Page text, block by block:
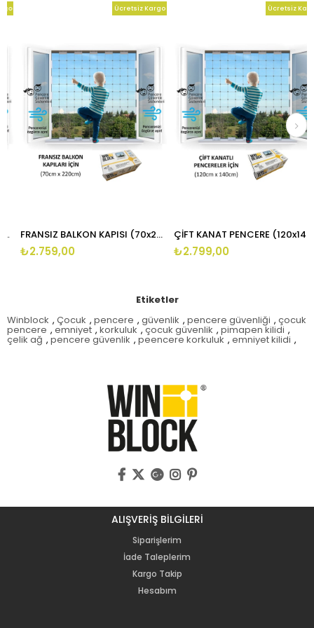
FRANSIZ BALKON KAPISI (70x220cm) - Winblock Çocuklar için Pencere ve Balkon Çelik Güvenlik Filesi
₺2.759,00
Ücretsiz Kargo
ÇİFT KANAT PENCERE (120x140cm) - Winblock Çocuklar için Pencere ve Balkon Çelik Güvenlik Filesi
₺2.799,00
Ücretsiz Kargo
Etiketler
Winblock , Çocuk , pencere , güvenlik , pencere güvenliği , çocuk
pencere , emniyet , korkuluk , çocuk güvenlik , pimapen kilidi ,
çelik ağ , pencere güvenlik , peencere korkuluk , emniyet kilidi ,
ALIŞVERİŞ BİLGİLERİ
Siparişlerim
İade Taleplerim
Kargo Takip
Hesabım